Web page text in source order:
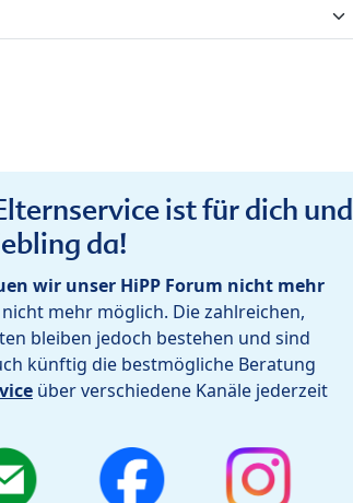
ist für dich und
da!
wir unser HiPP Forum nicht mehr
mehr möglich. Die zahlreichen,
bleiben jedoch bestehen und sind
künftig die bestmögliche Beratung
über verschiedene Kanäle jederzeit